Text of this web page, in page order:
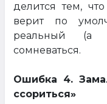
делится тем,
верит по
реальный (а
сомневаться.
Ошибка 4.
ссориться»